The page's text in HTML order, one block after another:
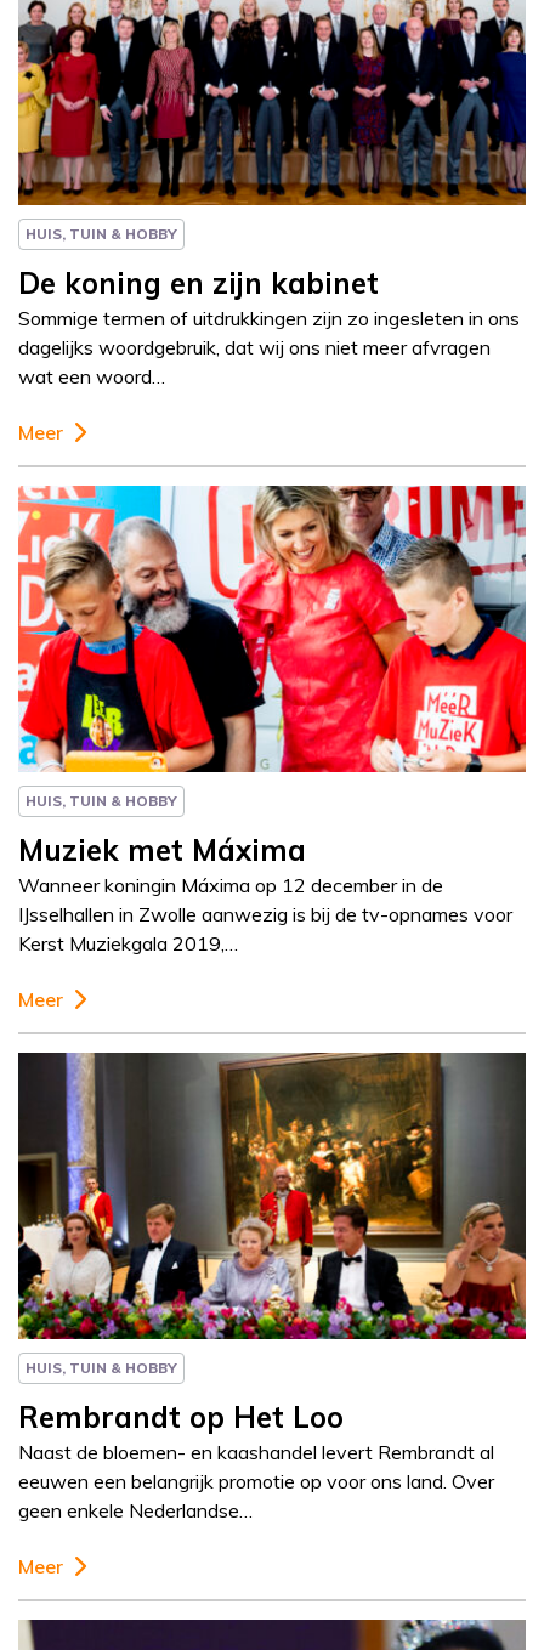
Column
Paul Rem
HUIS, TUIN & HOBBY
De koning en zijn kabinet
Sommige termen of uitdrukkingen zijn zo ingesleten in ons
dagelijks woordgebruik, dat wij ons niet meer afvragen
wat een woord…
Meer
Column
Paul Rem
HUIS, TUIN & HOBBY
Muziek met Máxima
Wanneer koningin Máxima op 12 december in de
IJsselhallen in Zwolle aanwezig is bij de tv-opnames voor
Kerst Muziekgala 2019,…
Meer
Column
Paul Rem
HUIS, TUIN & HOBBY
Rembrandt op Het Loo
Naast de bloemen- en kaashandel levert Rembrandt al
eeuwen een belangrijk promotie op voor ons land. Over
geen enkele Nederlandse…
Meer